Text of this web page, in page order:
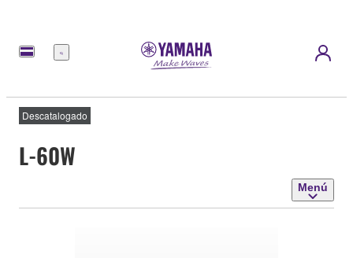
Menú
Descatalogado
L-60W
Menú